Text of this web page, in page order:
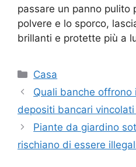
passare un panno pulito
polvere e lo sporco,
brillanti e protette più a
Categorie
Casa
Quali banche offrono
depositi bancari
Piante da giardino
rischiano di essere